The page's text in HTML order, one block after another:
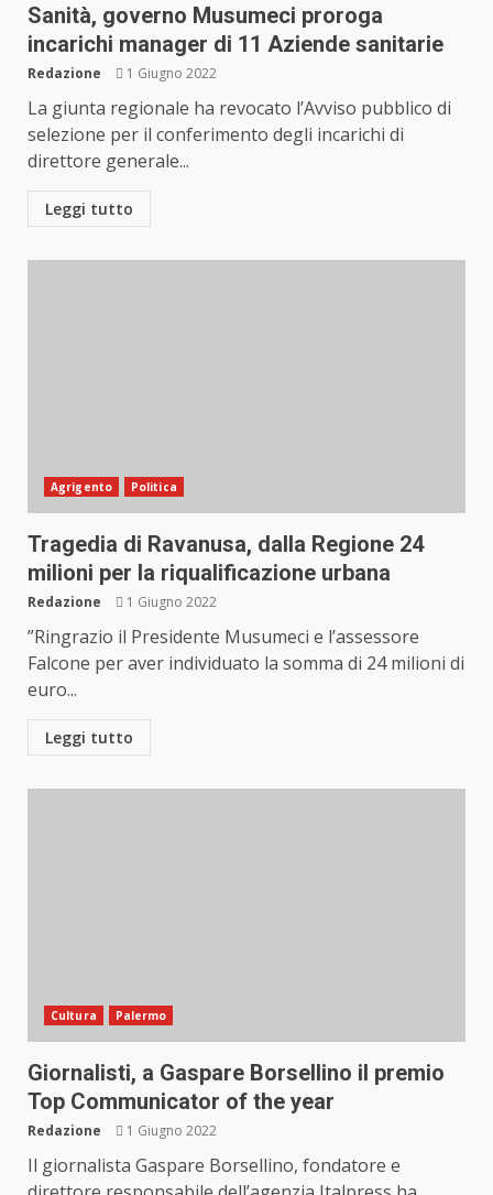
Sanità, governo Musumeci proroga
incarichi manager di 11 Aziende sanitarie
Redazione 1 Giugno 2022
La giunta regionale ha revocato l’Avviso pubblico di
selezione per il conferimento degli incarichi di
direttore generale...
Leggi tutto
Agrigento Politica
Tragedia di Ravanusa, dalla Regione 24
milioni per la riqualificazione urbana
Redazione 1 Giugno 2022
”Ringrazio il Presidente Musumeci e l’assessore
Falcone per aver individuato la somma di 24 milioni di
euro...
Leggi tutto
Cultura Palermo
Giornalisti, a Gaspare Borsellino il premio
Top Communicator of the year
Redazione 1 Giugno 2022
Il giornalista Gaspare Borsellino, fondatore e